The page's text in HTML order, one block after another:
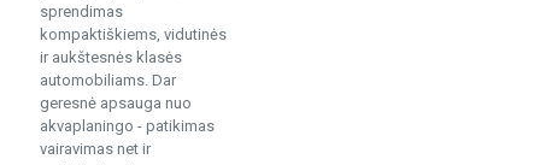
sprendimas
kompaktiškiems, vidutinės
ir aukštesnės klasės
automobiliams. Dar
geresnė apsauga nuo
akvaplaningo - patikimas
vairavimas net ir